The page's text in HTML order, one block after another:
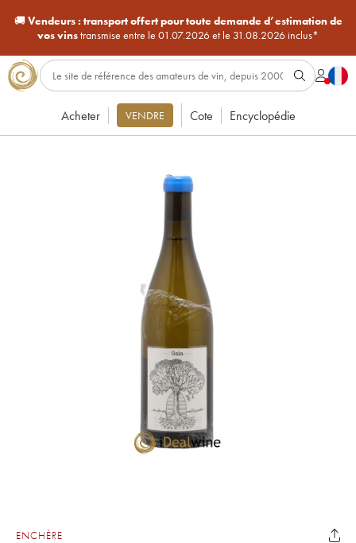
🚚Vendeurs : transport offert pour toute demande d’estimation de
vos vinstransmise entre le 01.07.2026 et le 31.08.2026 inclus*
Acheter VENDRE Cote Encyclopédie
ENCHÈRE